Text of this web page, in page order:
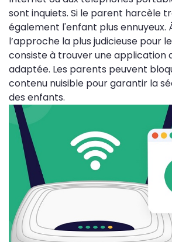
sont inquiets. Si le parent harcèle
également l'enfant plus ennuyeux.
l’approche la plus judicieuse pour
consiste à trouver une application
adaptée. Les parents peuvent
contenu nuisible pour garantir la
des enfants.